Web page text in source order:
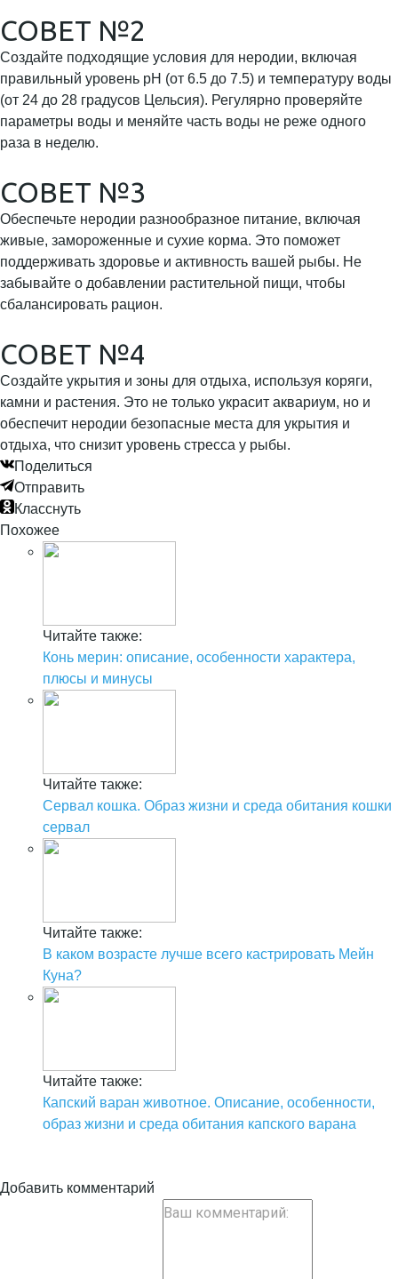
СОВЕТ №2
Создайте подходящие условия для неродии, включая
правильный уровень pH (от 6.5 до 7.5) и температуру воды
(от 24 до 28 градусов Цельсия). Регулярно проверяйте
параметры воды и меняйте часть воды не реже одного
раза в неделю.
СОВЕТ №3
Обеспечьте неродии разнообразное питание, включая
живые, замороженные и сухие корма. Это поможет
поддерживать здоровье и активность вашей рыбы. Не
забывайте о добавлении растительной пищи, чтобы
сбалансировать рацион.
СОВЕТ №4
Создайте укрытия и зоны для отдыха, используя коряги,
камни и растения. Это не только украсит аквариум, но и
обеспечит неродии безопасные места для укрытия и
отдыха, что снизит уровень стресса у рыбы.
Поделиться
Отправить
Класснуть
Похожее
Читайте также:
Конь мерин: описание, особенности характера,
плюсы и минусы
Читайте также:
Сервал кошка. Образ жизни и среда обитания кошки
сервал
Читайте также:
В каком возрасте лучше всего кастрировать Мейн
Куна?
Читайте также:
Капский варан животное. Описание, особенности,
образ жизни и среда обитания капского варана
Добавить комментарий